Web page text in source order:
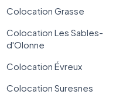
Colocation Grasse
Colocation Les Sables-
d'Olonne
Colocation Évreux
Colocation Suresnes